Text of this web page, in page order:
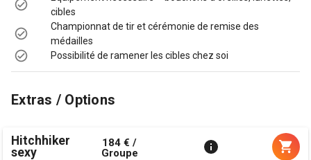
cibles
Championnat de tir et cérémonie de remise des
médailles
Possibilité de ramener les cibles chez soi
Extras / Options
Hitchhiker
sexy
184 € /
Groupe